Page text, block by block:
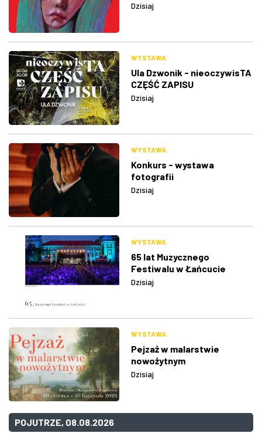
Dzisiaj
WYSTAWA
Ula Dzwonik - nieoczywisTA
CZĘŚĆ ZAPISU
Dzisiaj
WYSTAWA
Konkurs - wystawa
fotografii
Dzisiaj
WYSTAWA
65 lat Muzycznego
Festiwalu w Łańcucie
Dzisiaj
WYSTAWA
Pejzaż w malarstwie
nowożytnym
Dzisiaj
POJUTRZE, 08.08.2026